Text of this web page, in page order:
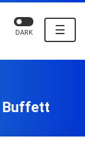
☰
DARK
Buffett